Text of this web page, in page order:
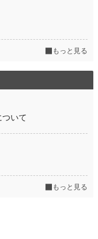
もっと見る
いて
もっと見る